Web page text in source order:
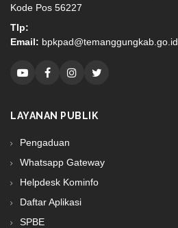
Kode Pos 56227
Tlp:
Email: bpkpad@temanggungkab.go.id
LAYANAN PUBLIK
Pengaduan
Whatsapp Gateway
Helpdesk Kominfo
Daftar Aplikasi
SPBE